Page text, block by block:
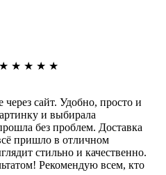
★ ★ ★ ★ ★
сайт. Удобно, просто и
и выбирала
без проблем. Доставка
пришло в отличном
стильно и качественно.
Рекомендую всем, кто